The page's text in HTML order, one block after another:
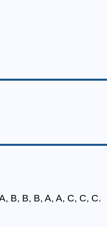
B, B, B, A, A, C, C, C.